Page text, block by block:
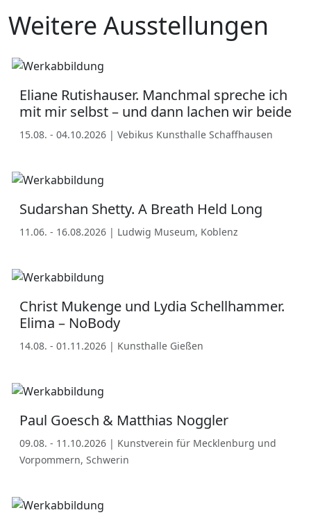
Weitere Ausstellungen
Eliane Rutishauser. Manchmal spreche ich
mit mir selbst – und dann lachen wir beide
15.08. - 04.10.2026 | Vebikus Kunsthalle Schaffhausen
Sudarshan Shetty. A Breath Held Long
11.06. - 16.08.2026 | Ludwig Museum, Koblenz
Christ Mukenge und Lydia Schellhammer.
Elima – NoBody
14.08. - 01.11.2026 | Kunsthalle Gießen
Paul Goesch & Matthias Noggler
09.08. - 11.10.2026 | Kunstverein für Mecklenburg und
Vorpommern, Schwerin